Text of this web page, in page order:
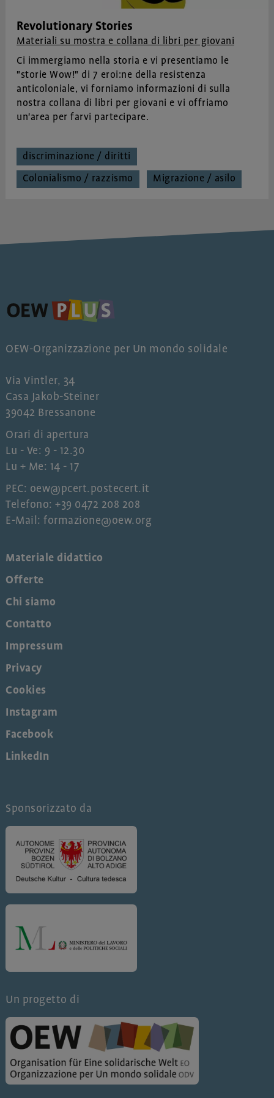
Revolutionary Stories
Materiali su mostra e collana di libri per giovani
Ci immergiamo nella storia e vi presentiamo le
"storie Wow!" di 7 eroi:ne della resistenza
anticoloniale, vi forniamo informazioni di sulla
nostra collana di libri per giovani e vi offriamo
un'area per farvi partecipare.
discriminazione / diritti
Colonialismo / razzismo
Migrazione / asilo
OEW-Organizzazione per Un mondo solidale
Via Vintler, 34
Casa Jakob-Steiner
39042 Bressanone
Orari di apertura
Lu - Ve: 9 - 12.30
Lu + Me: 14 - 17
PEC: oew@pcert.postecert.it
Telefono: +39 0472 208 208
E-Mail: formazione@oew.org
Materiale didattico
Offerte
Chi siamo
Contatto
Impressum
Privacy
Cookies
Instagram
Facebook
LinkedIn
Sponsorizzato da
Un progetto di